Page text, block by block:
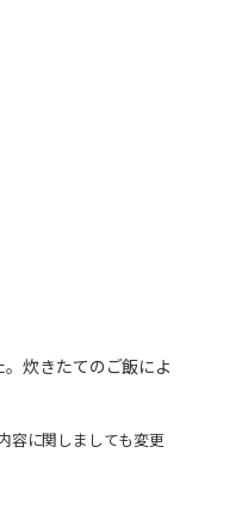
炊きたてのご飯によ
容に関しましても変更